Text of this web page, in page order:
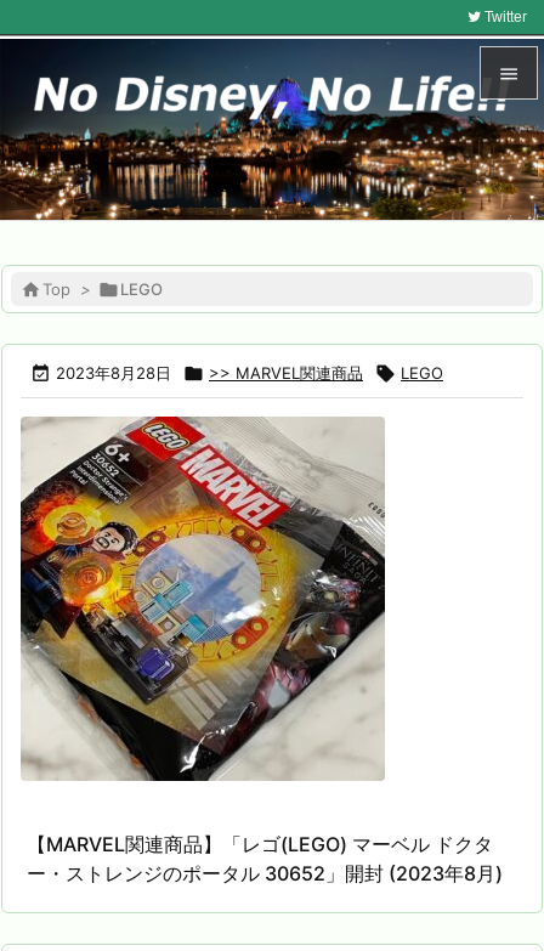


メニュ

サイド

検索
Twitter
Top > LEGO
 2023年8月28日  >> MARVEL関連商品  LEGO
【MARVEL関連商品】「レゴ(LEGO) マーベル ドクタ
ー・ストレンジのポータル 30652」開封 (2023年8月)